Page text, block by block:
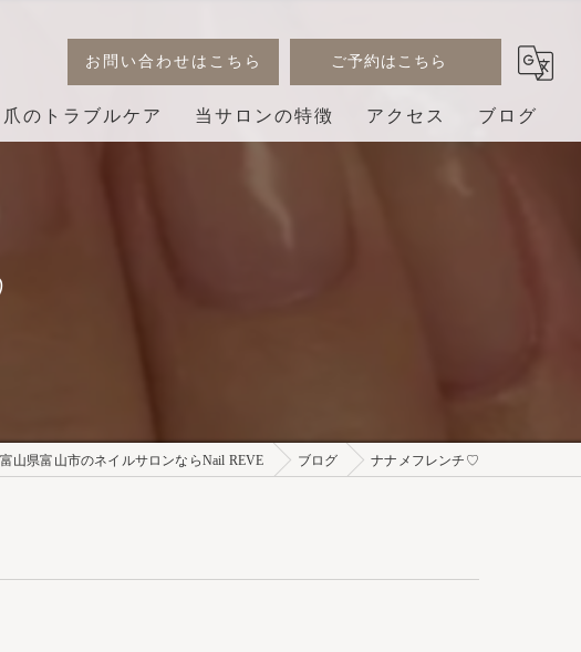
お問い合わせはこちら ご予約はこちら
爪のトラブルケア 当サロンの特徴 アクセス ブログ
富山県富山市のネイルサロンならNail REVE ブログ ナナメフレンチ♡⁡